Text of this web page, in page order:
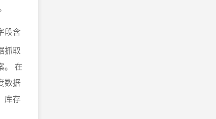
段含
抓取
。 在
数据
库存